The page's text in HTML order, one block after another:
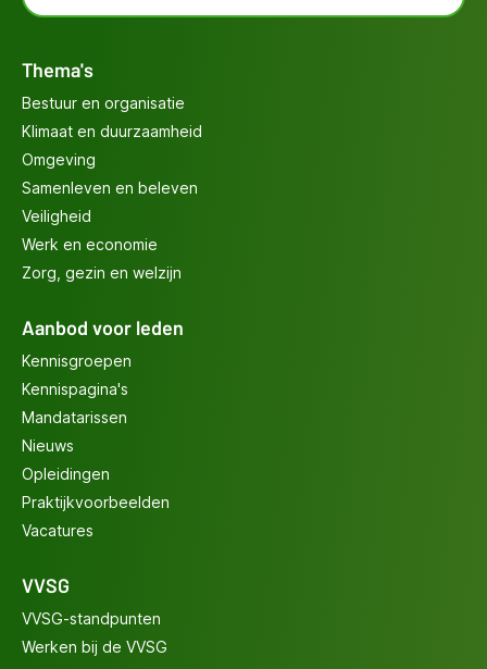
Thema's
Bestuur en organisatie
Klimaat en duurzaamheid
Omgeving
Samenleven en beleven
Veiligheid
Werk en economie
Zorg, gezin en welzijn
Aanbod voor leden
Kennisgroepen
Kennispagina's
Mandatarissen
Nieuws
Opleidingen
Praktijkvoorbeelden
Vacatures
VVSG
VVSG-standpunten
Werken bij de VVSG